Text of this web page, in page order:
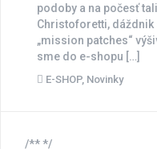
podoby a na počesť
Christoforetti,
„mission patches“
sme do e-shopu […]
E-SHOP, Novinky
/** */